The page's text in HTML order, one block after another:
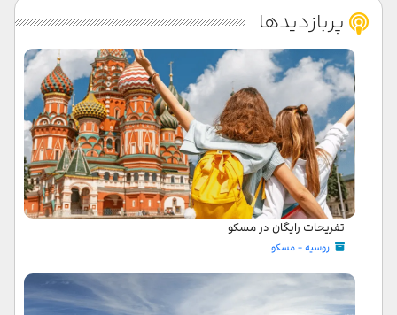
پربازدیدها
تفریحات رایگان در مسکو
روسیه - مسکو